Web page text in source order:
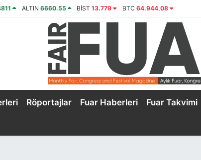
ALTIN 6660.55 BİST13.779 BTC 64.944,08
Röportajlar Fuar Haberleri Fuar Takvimi